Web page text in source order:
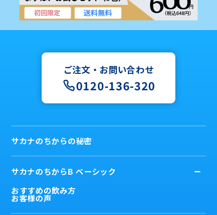
ご注文・お問い合わせ
0120-136-320
サカナのちからの秘密
サカナのちからB ベーシック
おすすめの飲み方
お客様の声